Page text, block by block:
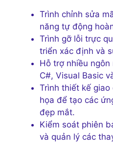
Trình chỉnh sửa
năng tự động
Trình gỡ lỗi trực
triển xác định và
Hỗ trợ nhiều
C#, Visual Basic
Trình thiết kế
họa để tạo các
đẹp mắt.
Kiểm soát phiên
và quản lý các